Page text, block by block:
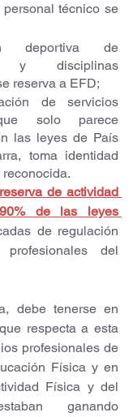
técnico se
deportiva de
y disciplinas
reserva a EFD;
de servicios
solo parece
las leyes de País
toma identidad
de actividad
de las leyes
de regulación
del
debe tenerse en
respecta a esta
profesionales de
Física y en
Física y del
ganando